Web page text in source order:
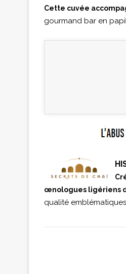
Cette cuvée
gourmand bar en
œnologues ligériens
qualité